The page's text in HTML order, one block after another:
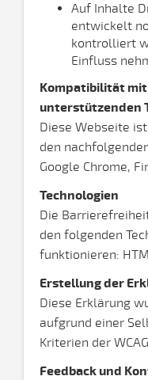
Auf Inhalte
entwickelt
kontrolliert
Einfluss
Kompatibilität
unterstützenden
Diese Webseite
den
Google Chrome,
Technologien
Die
den folgenden
funktionieren:
Erstellung der
Diese Erklärung
aufgrund einer
Kriterien der
Feedback und